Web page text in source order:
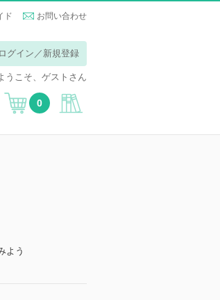
ド お問い合わせ
ログイン／新規登録
うこそ、ゲストさん
0
よう